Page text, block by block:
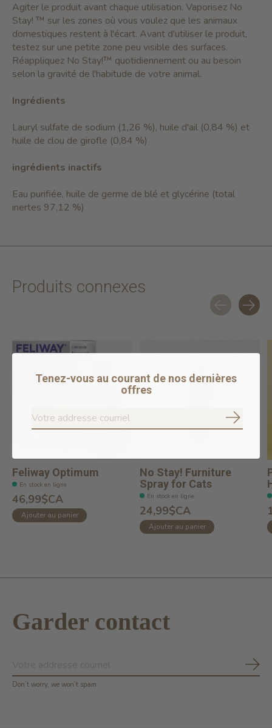
Agiter le produit avant chaque utilisation. Vaporisez No
Stay! ™ sur les zones où vous voulez que les animaux
domestiques restent à l'écart. Avant d'utiliser le produit,
testez sur une petite zone peu visible des surfaces.
Réappliquez No Stay!™ quotidiennement ou au besoin
selon la gravité de l'habitude de votre animal.
Ingrédients
Lauryl sulfate de sodium (1,26 %), huile d'ail (0,84 %) et
huile de clou de girofle (0,84 %)
ingrédients inactifs
Eau purifiée, huile de germe de blé et glycérine (total
inertes 97,12 %)
Produits connexes
Feliway Optimum
En stock en ligne
46,99$CA
Ajouter au panier
No Stay! Furniture
Spray for Cats
En stock en ligne
24,99$CA
Ajouter au panier
Garder contact
Don’t worry, we won’t spam
Tenez-vous au courant de nos dernières
offres